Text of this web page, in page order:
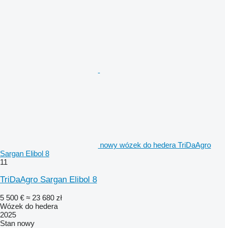
nowy wózek do hedera TriDaAgro
Sargan Elibol 8
11
TriDaAgro Sargan Elibol 8
5 500 € ≈ 23 680 zł
Wózek do hedera
2025
Stan nowy